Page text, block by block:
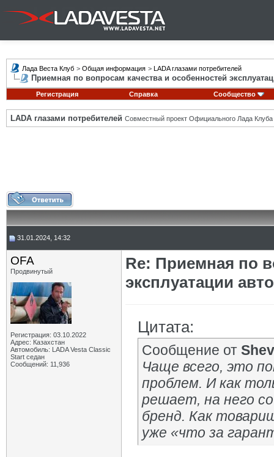
Лада Веста Клуб > Общая информация > LADA глазами потребителей
Приемная по вопросам качества и особенностей
Регистрация Справка Сообщество
LADA глазами потребителей Совместный проект Официального Лада
31.01.2024, 14:32
OFA
Продвинутый
Регистрация: 03.10.2022
Адрес: Казахстан
Автомобиль: LADA Vesta Classic
Start седан
Сообщений: 11,936
Re: Приемная по
эксплуатации
Цитата:
Сообщение от
Чаще всего, это
проблем. И как
решает, на него
бренд. Как
уже «что за